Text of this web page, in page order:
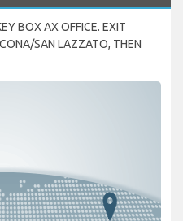
BOX AX OFFICE. EXIT
SAN LAZZATO, THEN